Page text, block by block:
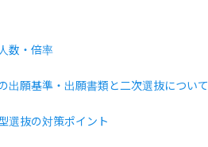
数・倍率
出願基準・出願書類と二次選抜について
選抜の対策ポイント